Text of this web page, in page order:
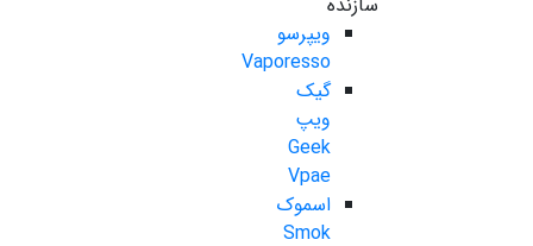
ویپرسو
Vaporesso
گیک
ویپ
Geek
Vpae
اسموک
Smok